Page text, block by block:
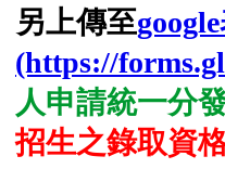
另上傳至
(https://
人申請統一分
招生之錄取資